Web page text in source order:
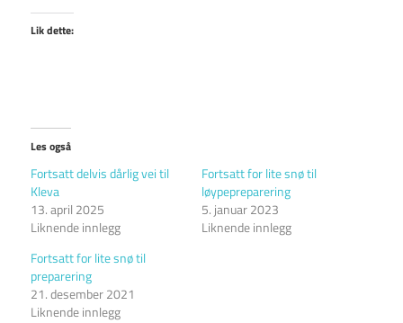
Lik dette:
Les også
Fortsatt delvis dårlig vei til
Kleva
13. april 2025
Liknende innlegg
Fortsatt for lite snø til
løypepreparering
5. januar 2023
Liknende innlegg
Fortsatt for lite snø til
preparering
21. desember 2021
Liknende innlegg